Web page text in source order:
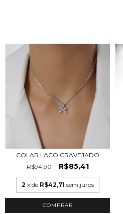
COLAR LAÇO CRAVEJADO
R$94,90
R$85,41
2 x de R$42,71 sem juros
COMPRAR